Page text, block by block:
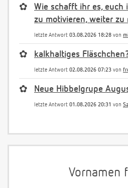
✿
Wie schafft ihr es, euch
zu motivieren, weiter zu
letzte Antwort 03.08.2026 18:28 von
✿ kalkhaltiges
letzte Antwort 02.08.2026 07:23 von
✿ Neue Hibbelgrupe
letzte Antwort 01.08.2026 20:31 von
Vornamen